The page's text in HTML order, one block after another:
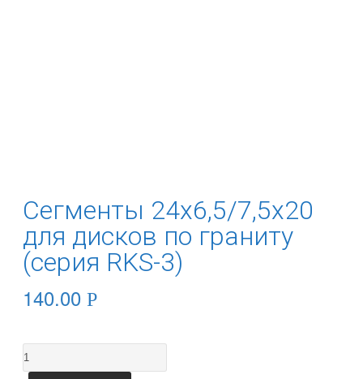
Сегменты 24х6,5/7,5х20
для дисков по граниту
(серия RKS-3)
140.00Р
Количество